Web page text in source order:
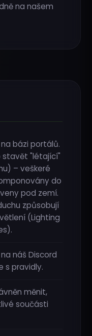
na našem
bázi portálů.
stavět "létající"
– veškeré
do
pod zemí.
způsobují
(Lighting
náš Discord
s pravidly.
měnit,
součásti